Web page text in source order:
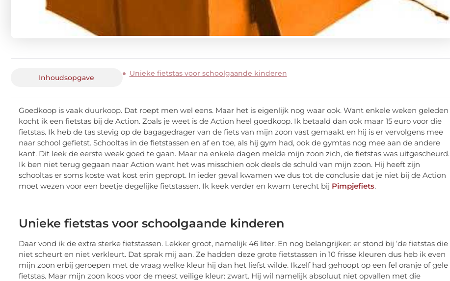
Inhoudsopgave Unieke fietstas voor schoolgaande kinderen
Goedkoop is vaak duurkoop. Dat roept men wel eens. Maar het is eigenlijk nog waar ook. Want enkele weken geleden
kocht ik een fietstas bij de Action. Zoals je weet is de Action heel goedkoop. Ik betaald dan ook maar 15 euro voor die
fietstas. Ik heb de tas stevig op de bagagedrager van de fiets van mijn zoon vast gemaakt en hij is er vervolgens mee
naar school gefietst. Schooltas in de fietstassen en af en toe, als hij gym had, ook de gymtas nog mee aan de andere
kant. Dit leek de eerste week goed te gaan. Maar na enkele dagen melde mijn zoon zich, de fietstas was uitgescheurd.
Ik ben niet terug gegaan naar Action want het was misschien ook deels de schuld van mijn zoon. Hij heeft zijn
schooltas er soms koste wat kost erin gepropt. In ieder geval kwamen we dus tot de conclusie dat je niet bij de Action
moet wezen voor een beetje degelijke fietstassen. Ik keek verder en kwam terecht bij Pimpjefiets.
Unieke fietstas voor schoolgaande kinderen
Daar vond ik de extra sterke fietstassen. Lekker groot, namelijk 46 liter. En nog belangrijker: er stond bij ‘de fietstas die
niet scheurt en niet verkleurt. Dat sprak mij aan. Ze hadden deze grote fietstassen in 10 frisse kleuren dus heb ik even
mijn zoon erbij geroepen met de vraag welke kleur hij dan het liefst wilde. Ikzelf had gehoopt op een fel oranje of gele
fietstas. Maar mijn zoon koos voor de meest veilige kleur: zwart. Hij wil namelijk absoluut niet opvallen met die